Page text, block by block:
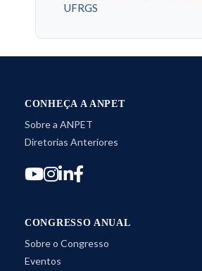
UFRGS
CONHEÇA A ANPET
Sobre a ANPET
Diretorias Anteriores
CONGRESSO ANUAL
Sobre o Congresso
Eventos